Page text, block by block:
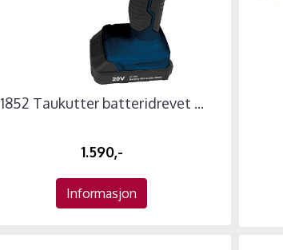
1852 Taukutter batteridrevet ...
1.590,-
Informasjon